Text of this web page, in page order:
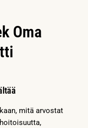
Oma
mitä arvostat